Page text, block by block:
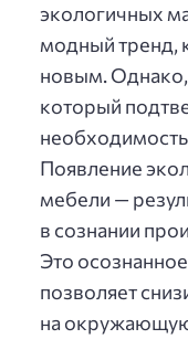
экологичных
модный тренд,
новым. Однако,
который
Появление
мебели —
в сознании
Это
позволяет
на окружающую